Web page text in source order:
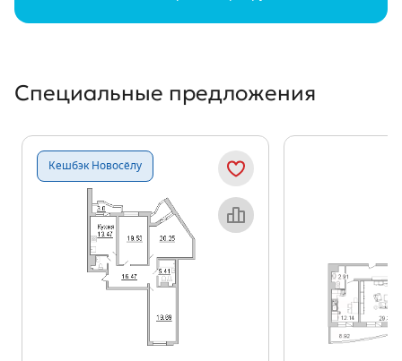
Специальные предложения
Кешбэк Новосёлу
Объект месяца